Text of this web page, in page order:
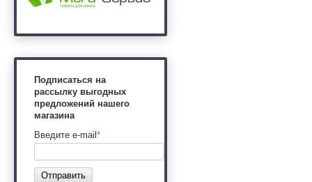
Подписаться на
рассылку выгодных
предложений нашего
магазина
Введите e-mail *
Отправить